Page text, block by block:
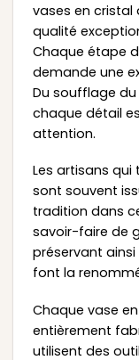
vases en cristal
qualité
Chaque étape
demande une
Du soufflage
chaque détail
attention.
Les artisans qui
sont souvent
tradition dans
savoir-faire de
préservant
font la
Chaque vase
entièrement
utilisent des